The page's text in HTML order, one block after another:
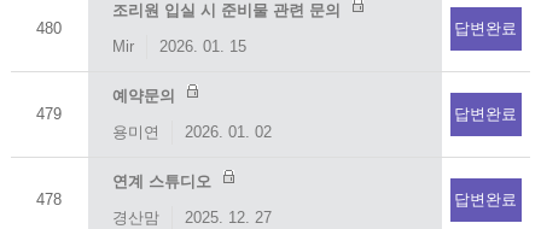
480
조리원 입실 시 준비물 관련 문의
Mir
2026. 01. 15
답변완료
479
예약문의
용미연
2026. 01. 02
답변완료
478
연계 스튜디오
경산맘
2025. 12. 27
답변완료